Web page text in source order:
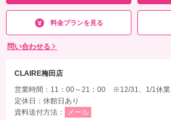
相談予約する
料金プランを見る
問い合わせる
CLAIRE梅田店
営業時間：11：00～21：00 ※12/31、1/1休業
定休日：休館日あり
資料送付方法：
メール